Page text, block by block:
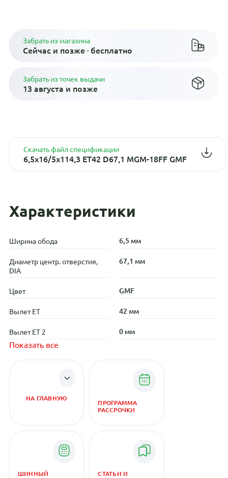
Забрать из магазина
Сейчас и позже · бесплатно
Забрать из точек выдачи
13 августа и позже
Скачать файл спецификации
6,5x16/5x114,3 ET42 D67,1 MGM-18FF GMF
Характеристики
Ширина обода 6,5 мм
Диаметр центр. отверстия,
DIA
67,1 мм
Цвет GMF
Вылет ET 42 мм
Вылет ET 2 0 мм
Показать все
НА ГЛАВНУЮ
ПРОГРАММА
РАССРОЧКИ
ШИННЫЙ
СТАТЬИ И